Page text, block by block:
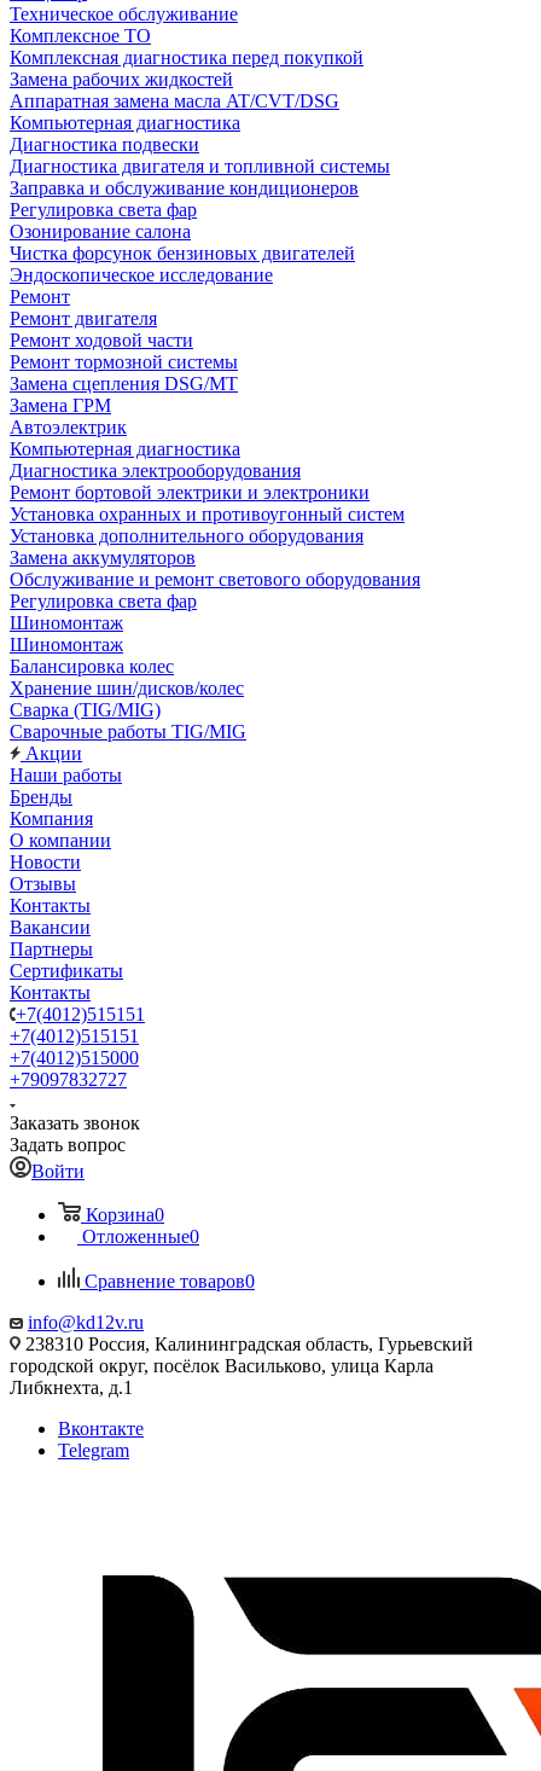
Техническое обслуживание
Комплексное ТО
Комплексная диагностика перед покупкой
Замена рабочих жидкостей
Аппаратная замена масла AT/CVT/DSG
Компьютерная диагностика
Диагностика подвески
Диагностика двигателя и топливной системы
Заправка и обслуживание кондиционеров
Регулировка света фар
Озонирование салона
Чистка форсунок бензиновых двигателей
Эндоскопическое исследование
Ремонт
Ремонт двигателя
Ремонт ходовой части
Ремонт тормозной системы
Замена сцепления DSG/MT
Замена ГРМ
Автоэлектрик
Компьютерная диагностика
Диагностика электрооборудования
Ремонт бортовой электрики и электроники
Установка охранных и противоугонный систем
Установка дополнительного оборудования
Замена аккумуляторов
Обслуживание и ремонт светового оборудования
Регулировка света фар
Шиномонтаж
Шиномонтаж
Балансировка колес
Хранение шин/дисков/колес
Сварка (TIG/MIG)
Сварочные работы TIG/MIG
Акции
Наши работы
Бренды
Компания
О компании
Новости
Отзывы
Контакты
Вакансии
Партнеры
Сертификаты
Контакты
+7(4012)515151
+7(4012)515151
+7(4012)515000
+79097832727
Заказать звонок
Задать вопрос
Войти
Корзина0
Отложенные0
Сравнение товаров0
info@kd12v.ru
238310 Россия, Калининградская область, Гурьевский
городской округ, посёлок Васильково, улица Карла
Либкнехта, д.1
Вконтакте
Telegram